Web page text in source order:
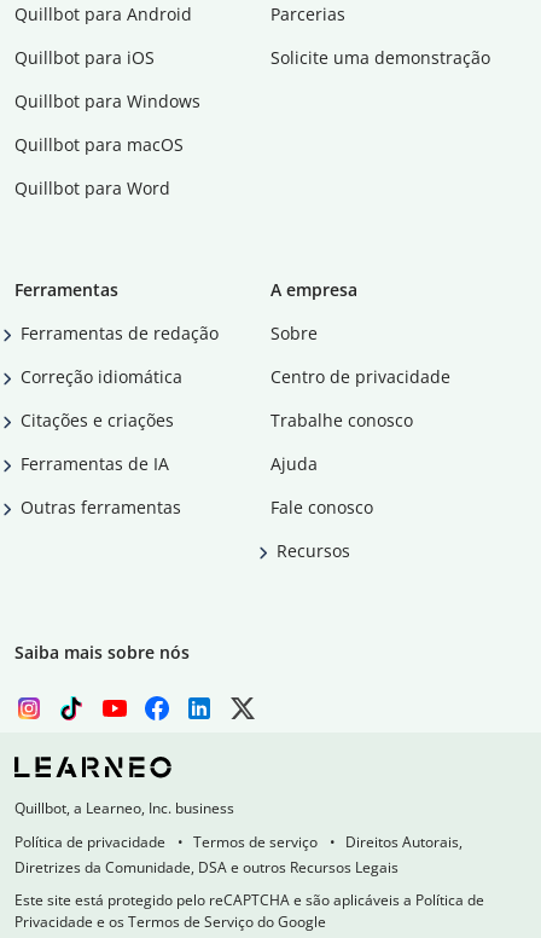
Quillbot para Android
Quillbot para iOS
Quillbot para Windows
Quillbot para macOS
Quillbot para Word
Parcerias
Solicite uma demonstração
Ferramentas
Ferramentas de redação
Correção idiomática
Citações e criações
Ferramentas de IA
Outras ferramentas
A empresa
Sobre
Centro de privacidade
Trabalhe conosco
Ajuda
Fale conosco
Recursos
Saiba mais sobre nós
Quillbot, a Learneo, Inc. business
Política de privacidade
Termos de serviço
Direitos Autorais,
Diretrizes da Comunidade, DSA e outros Recursos Legais
Este site está protegido pelo reCAPTCHA e são aplicáveis a Política de
Privacidade e os Termos de Serviço do Google